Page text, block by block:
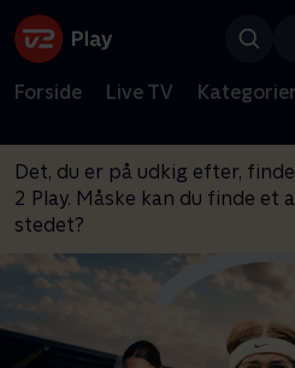
Forside Live TV Kategorier
Det, du er på udkig efter,
2 Play. Måske kan du finde et
stedet?